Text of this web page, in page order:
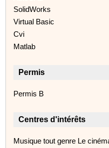
SolidWorks
Virtual Basic
Cvi
Matlab
Permis
Permis B
Centres d'intérêts
Musique tout genre Le